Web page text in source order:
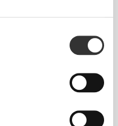
d'Artichaut 1350 mg